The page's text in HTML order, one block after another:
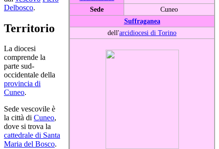
Sede
Cuneo
Suffraganea
dell'arcidiocesi di Torino
Delbosco.
Territorio
La diocesi
comprende la
parte sud-
occidentale della
provincia di
Cuneo.
Sede vescovile è
la città di Cuneo,
dove si trova la
cattedrale di Santa
Maria del Bosco.